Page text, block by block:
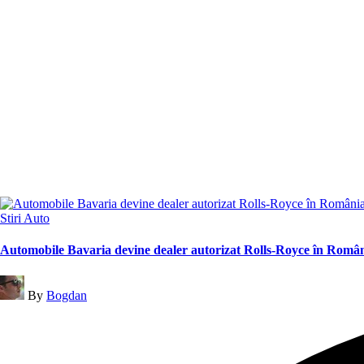
Posted
Stiri Auto
Automobile Bavaria devine dealer autorizat Rolls-Royce în
Posted
by
By Bogdan